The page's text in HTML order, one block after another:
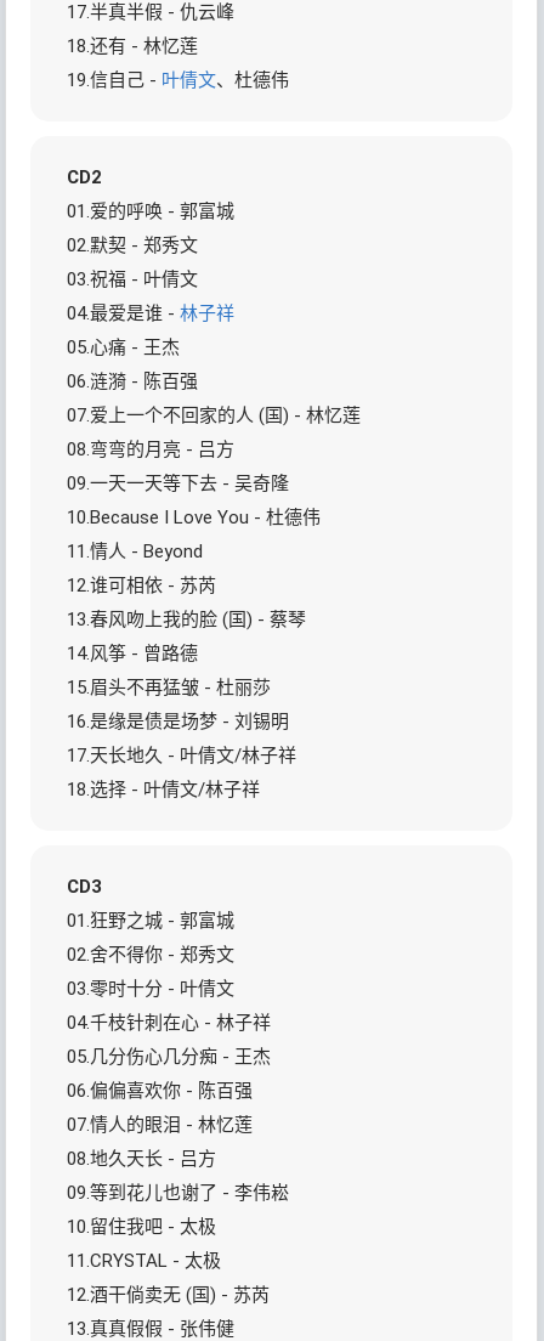
17.半真半假 - 仇云峰
18.还有 - 林忆莲
19.信自己 - 叶倩文、杜德伟
CD2
01.爱的呼唤 - 郭富城
02.默契 - 郑秀文
03.祝福 - 叶倩文
04.最爱是谁 -林子祥
05.心痛 - 王杰
06.涟漪 - 陈百强
07.爱上一个不回家的人 (国) - 林忆莲
08.弯弯的月亮 - 吕方
09.一天一天等下去 - 吴奇隆
10.Because I Love You - 杜德伟
11.情人 - Beyond
12.谁可相依 - 苏芮
13.春风吻上我的脸 (国) - 蔡琴
14.风筝 - 曾路德
15.眉头不再猛皱 - 杜丽莎
16.是缘是债是场梦 - 刘锡明
17.天长地久 - 叶倩文/林子祥
18.选择 - 叶倩文/林子祥
CD3
01.狂野之城 - 郭富城
02.舍不得你 - 郑秀文
03.零时十分 - 叶倩文
04.千枝针刺在心 - 林子祥
05.几分伤心几分痴 - 王杰
06.偏偏喜欢你 - 陈百强
07.情人的眼泪 - 林忆莲
08.地久天长 - 吕方
09.等到花儿也谢了 - 李伟崧
10.留住我吧 - 太极
11.CRYSTAL - 太极
12.酒干倘卖无 (国) - 苏芮
13.真真假假 - 张伟健